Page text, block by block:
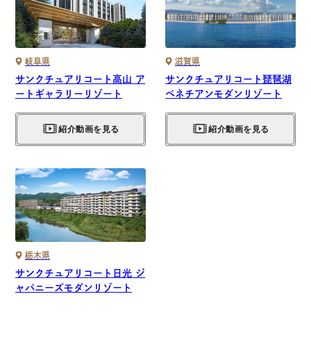
岐阜県
サンクチュアリコート高山 ア
ートギャラリーリゾート
紹介動画を見る
滋賀県
サンクチュアリコート琵琶湖
ベネチアンモダンリゾート
紹介動画を見る
栃木県
サンクチュアリコート日光 ジ
ャパニーズモダンリゾート